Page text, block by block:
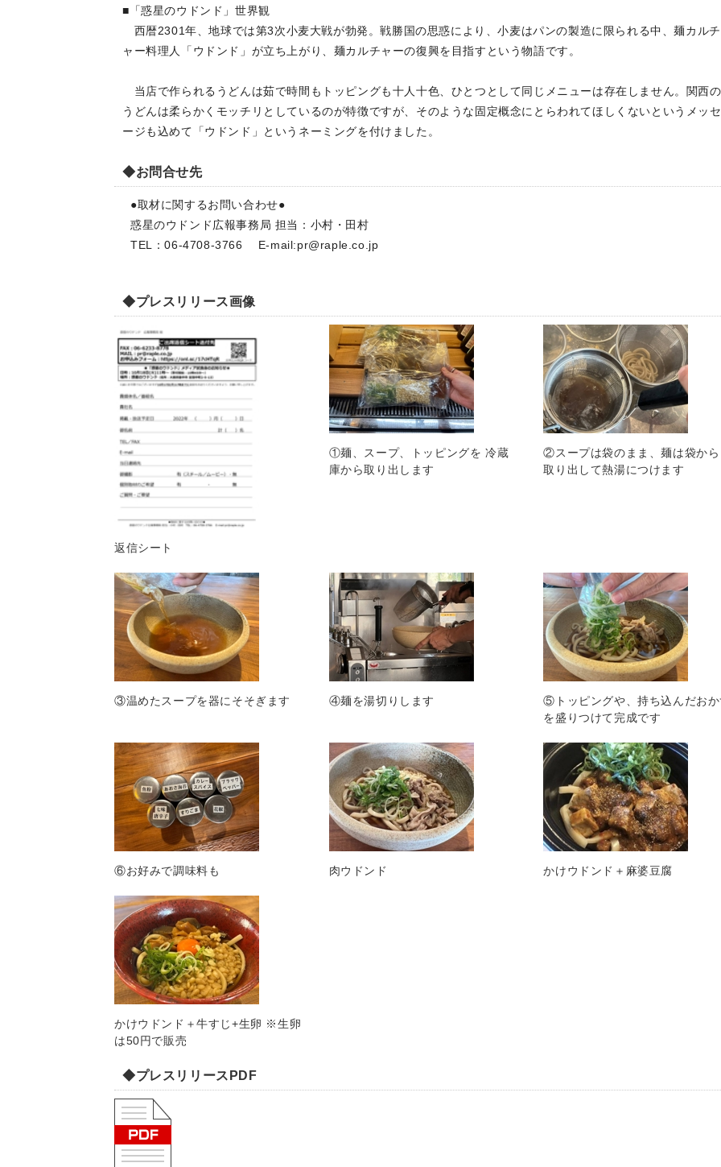
■「惑星のウドンド」世界観
西暦2301年、地球では第3次小麦大戦が勃発。戦勝国の思惑により、小麦はパンの製造に限られる中、麺カルチ
ャー料理人「ウドンド」が立ち上がり、麺カルチャーの復興を目指すという物語です。
当店で作られるうどんは茹で時間もトッピングも十人十色、ひとつとして同じメニューは存在しません。関西の
うどんは柔らかくモッチリとしているのが特徴ですが、そのような固定概念にとらわれてほしくないというメッセ
ージも込めて「ウドンド」というネーミングを付けました。
◆お問合せ先
●取材に関するお問い合わせ●
惑星のウドンド広報事務局 担当：小村・田村
TEL：06-4708-3766 E-mail:pr@raple.co.jp
◆プレスリリース画像
返信シート
①麺、スープ、トッピングを 冷蔵
庫から取り出します
②スープは袋のまま、麺は袋から
取り出して熱湯につけます
③温めたスープを器にそそぎます ④麺を湯切りします
⑤トッピングや、持ち込んだお
を盛りつけて完成です
⑥お好みで調味料も 肉ウドンド かけウドンド＋麻婆豆腐
かけウドンド＋牛すじ+生卵 ※生卵
は50円で販売
◆プレスリリースPDF